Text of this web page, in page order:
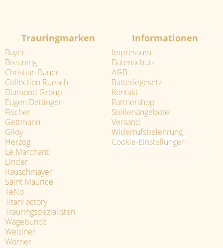
Trauringmarken
Bayer
Breuning
Christian Bauer
Collection Ruesch
Diamond Group
Eugen Dettinger
Fischer
Gettmann
Giloy
Herzog
Le Marchant
Linder
Rauschmayer
Saint Maurice
TeNo
TitanFactory
Trauringspezialisten
Wagebundt
Weidner
Wörner
Informationen
Impressum
Datenschutz
AGB
Batteriegesetz
Kontakt
Partnershop
Stellenangebote
Versand
Widerrufsbelehrung
Cookie-Einstellungen